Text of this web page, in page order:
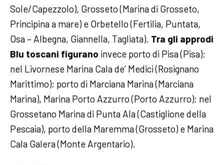
Sole/Capezzolo), Grosseto (Marina di Grosseto,
Principina a mare) e Orbetello (Fertilia, Puntata,
Osa – Albegna, Giannella, Tagliata). Tra gli approdi
Blu toscani figurano invece porto di Pisa (Pisa);
nel Livornese Marina Cala de’ Medici (Rosignano
Marittimo); porto di Marciana Marina (Marciana
Marina), Marina Porto Azzurro (Porto Azzurro); nel
Grossetano Marina di Punta Ala (Castiglione della
Pescaia), porto della Maremma (Grosseto) e Marina
Cala Galera (Monte Argentario).